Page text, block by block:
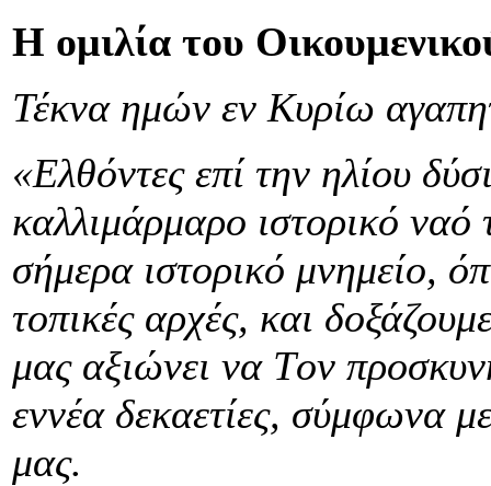
Η ομιλία του
Τέκνα ημών εν Κυρίω
«Ελθόντες επί την ηλίου
καλλιμάρμαρο ιστορικό
σήμερα ιστορικό μνημείο,
τοπικές αρχές, και
μας αξιώνει να Tον
εννέα δεκαετίες, σύμφωνα
μας.